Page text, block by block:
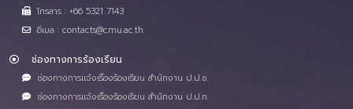
โทรสาร : +66 5321 7143
อีเมล : contacts@cmu.ac.th
ช่องทางการร้องเรียน
ช่องทางการแจ้งเรื่องร้องเรียน สำนักงาน ป.ป.ช.
ช่องทางการแจ้งเรื่องร้องเรียน สำนักงาน ป.ป.ท.